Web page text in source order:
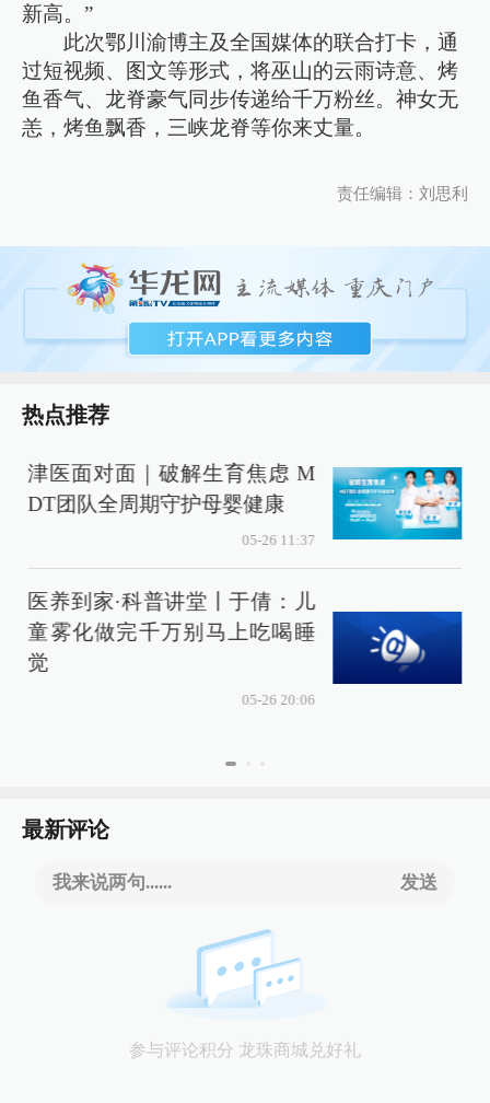
新高。”
此次鄂川渝博主及全国媒体的联合打卡，通
过短视频、图文等形式，将巫山的云雨诗意、烤
鱼香气、龙脊豪气同步传递给千万粉丝。神女无
恙，烤鱼飘香，三峡龙脊等你来丈量。
责任编辑：刘思利
热点推荐
津医面对面｜破解生育焦虑 M
DT团队全周期守护母婴健康
05-26 11:37
医养到家·科普讲堂丨于倩：儿
童雾化做完千万别马上吃喝睡
觉
05-26 20:06
最新评论
我来说两句...... 发送
参与评论积分 龙珠商城兑好礼